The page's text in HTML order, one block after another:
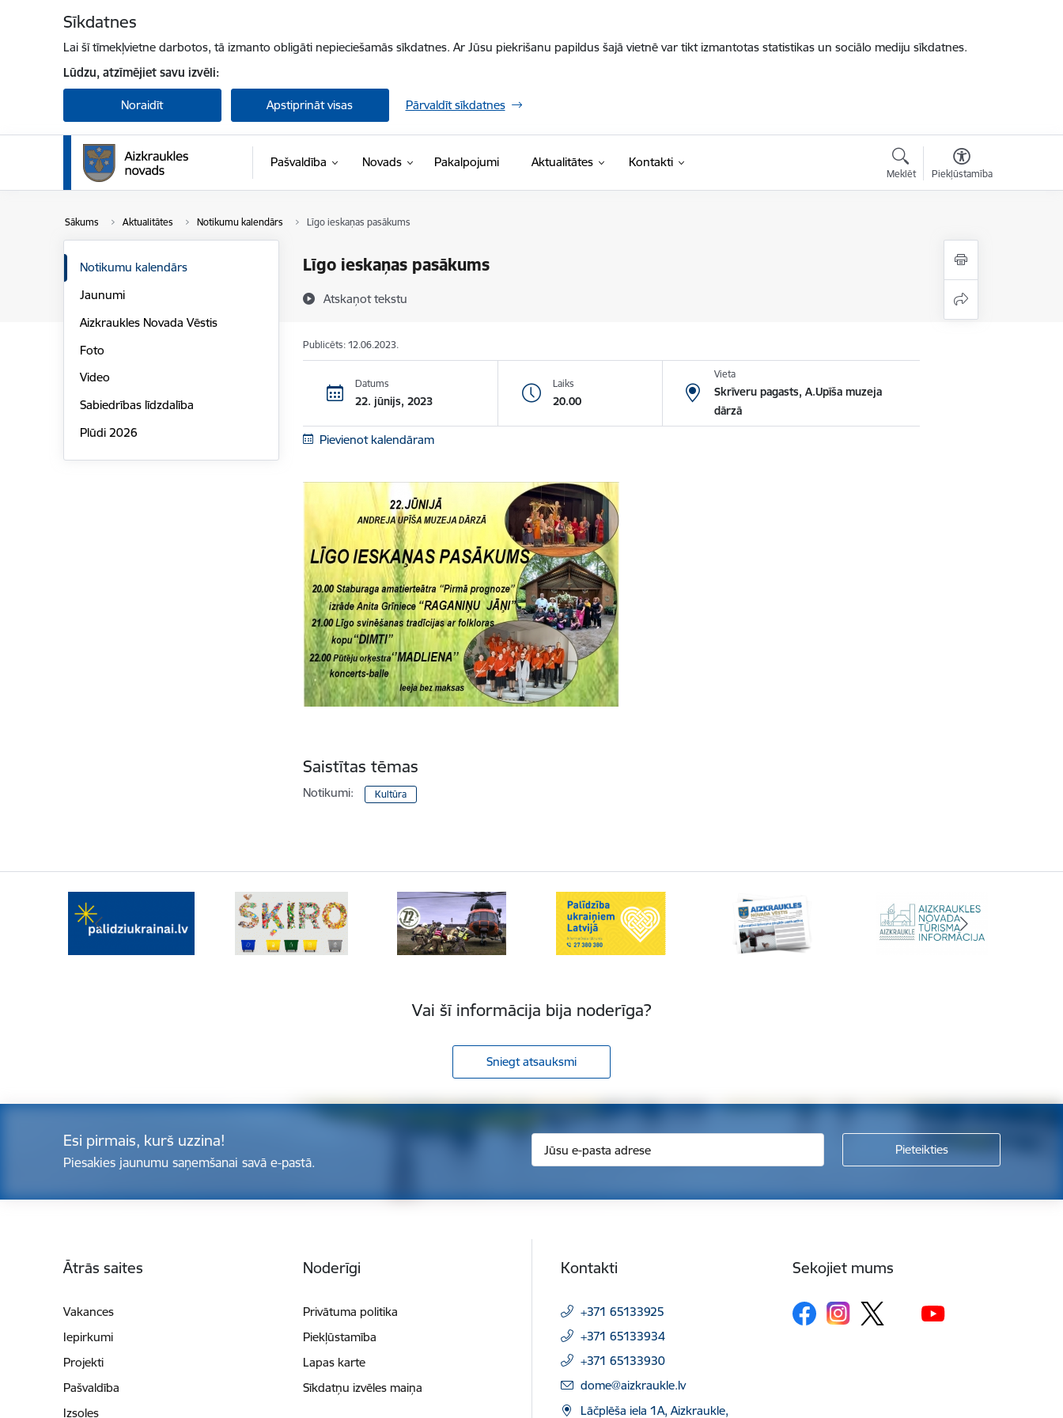
Sīkdatnes
Lai šī tīmekļvietne darbotos, tā izmanto obligāti nepieciešamās sīkdatnes. Ar Jūsu piekrišanu papildus šajā vietnē var tikt izmantotas statistikas un sociālo mediju sīkdatnes.
Lūdzu, atzīmējiet savu izvēli:
Noraidīt Apstiprināt visas Pārvaldīt sīkdatnes
Pašvaldība Novads Pakalpojumi Aktualitātes Kontakti
Meklēt Piekļūstamība
Sākums Aktualitātes Notikumu kalendārs Līgo ieskaņas pasākums
Līgo ieskaņas pasākums
Atskaņot tekstu
Notikumu kalendārs
Jaunumi
Aizkraukles Novada Vēstis
Foto
Video
Sabiedrības līdzdalība
Plūdi 2026
Publicēts: 12.06.2023.
Datums
22. jūnijs, 2023
Laiks
20.00
Vieta
Skrīveru pagasts, A.Upīša muzeja
dārzā
Pievienot kalendāram
Saistītas tēmas
Notikumi: Kultūra
Vai šī informācija bija noderīga?
Sniegt atsauksmi
Esi pirmais, kurš uzzina!
Piesakies jaunumu saņemšanai savā e-pastā.
Ātrās saites
Vakances
Iepirkumi
Projekti
Pašvaldība
Izsoles
Noderīgi
Privātuma politika
Piekļūstamība
Lapas karte
Sīkdatņu izvēles maiņa
Kontakti
+371 65133925
+371 65133934
+371 65133930
E-pasts:
dome@aizkraukle.lv
Lāčplēša iela 1A, Aizkraukle,
Sekojiet mums